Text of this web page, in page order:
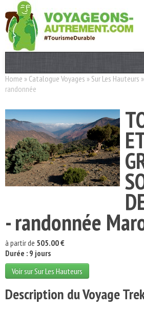
Actualités
Destinations
Acteurs
Thèmes
Home » Catalogue Voyages » Sur Les Hauteurs »
randonnée
- randonnée
à partir de 505.00 €
Durée : 9 jours
Voir sur Sur Les Hauteurs
Description du Voyage